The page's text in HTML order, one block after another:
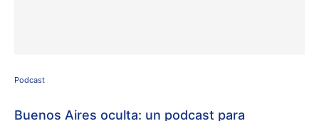
Podcast
Buenos Aires oculta: un podcast para